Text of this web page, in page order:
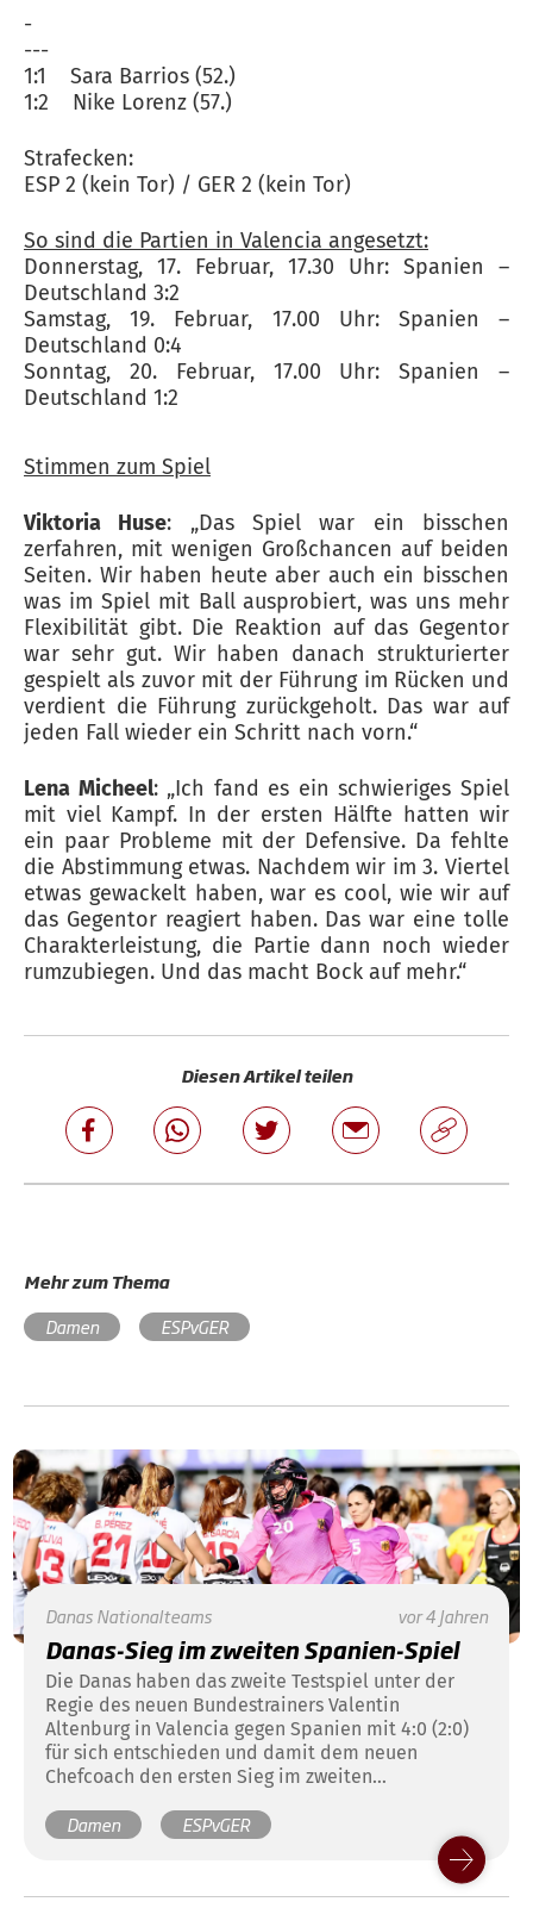
-
---
1:1 Sara Barrios (52.)
1:2 Nike Lorenz (57.)
Strafecken:
ESP 2 (kein Tor) / GER 2 (kein Tor)
So sind die Partien in Valencia angesetzt:
Donnerstag, 17. Februar, 17.30 Uhr: Spanien –
Deutschland 3:2
Samstag, 19. Februar, 17.00 Uhr: Spanien –
Deutschland 0:4
Sonntag, 20. Februar, 17.00 Uhr: Spanien –
Deutschland 1:2
Stimmen zum Spiel
Viktoria Huse: „Das Spiel war ein bisschen
zerfahren, mit wenigen Großchancen auf beiden
Seiten. Wir haben heute aber auch ein bisschen
was im Spiel mit Ball ausprobiert, was uns mehr
Flexibilität gibt. Die Reaktion auf das Gegentor
war sehr gut. Wir haben danach strukturierter
gespielt als zuvor mit der Führung im Rücken und
verdient die Führung zurückgeholt. Das war auf
jeden Fall wieder ein Schritt nach vorn.“
Lena Micheel: „Ich fand es ein schwieriges Spiel
mit viel Kampf. In der ersten Hälfte hatten wir
ein paar Probleme mit der Defensive. Da fehlte
die Abstimmung etwas. Nachdem wir im 3. Viertel
etwas gewackelt haben, war es cool, wie wir auf
das Gegentor reagiert haben. Das war eine tolle
Charakterleistung, die Partie dann noch wieder
rumzubiegen. Und das macht Bock auf mehr.“
Diesen Artikel teilen
Mehr zum Thema
Damen
ESPvGER
DanasNationalteams vor 4 Jahren
Danas-Sieg im zweiten Spanien-Spiel
Die Danas haben das zweite Testspiel unter der
Regie des neuen Bundestrainers Valentin
Altenburg in Valencia gegen Spanien mit 4:0 (2:0)
für sich entschieden und damit dem neuen
Chefcoach den ersten Sieg im zweiten
zur Partie zwei Tagen zuvor hielt sich die deutsche
ermöglichte den Spanierinnen kaum Chancen im
deutschen Schusskreis. Offensiv konnten
Damen ESPvGER